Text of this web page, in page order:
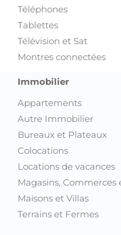
Téléphones
Tablettes
Télévision et Sat
Montres connectées
Immobilier
Appartements
Autre Immobilier
Bureaux et Plateaux
Colocations
Locations de vacances
Magasins,
Maisons et Villas
Terrains et Fermes